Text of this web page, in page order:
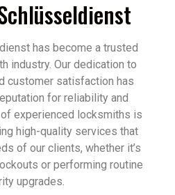
has become a trusted
industry. Our dedication to
customer satisfaction has
for reliability and
experienced locksmiths is
high-quality services that
of our clients, whether it’s
or performing routine
upgrades.